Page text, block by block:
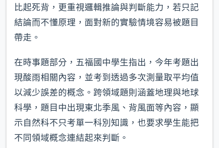
比起死背，更重視邏輯推論與判斷能力，若只記
結論而不懂原理，面對新的實驗情境容易被題目
帶走。
在時事題部分，五福國中學生指出，今年考題出
現酸雨相關內容，並考到透過多次測量取平均值
以減少誤差的概念。跨領域題則涵蓋地理與地球
科學，題目中出現東北季風、背風面等內容，顯
示自然科不只考單一科別知識，也要求學生能把
不同領域概念連結起來判斷。